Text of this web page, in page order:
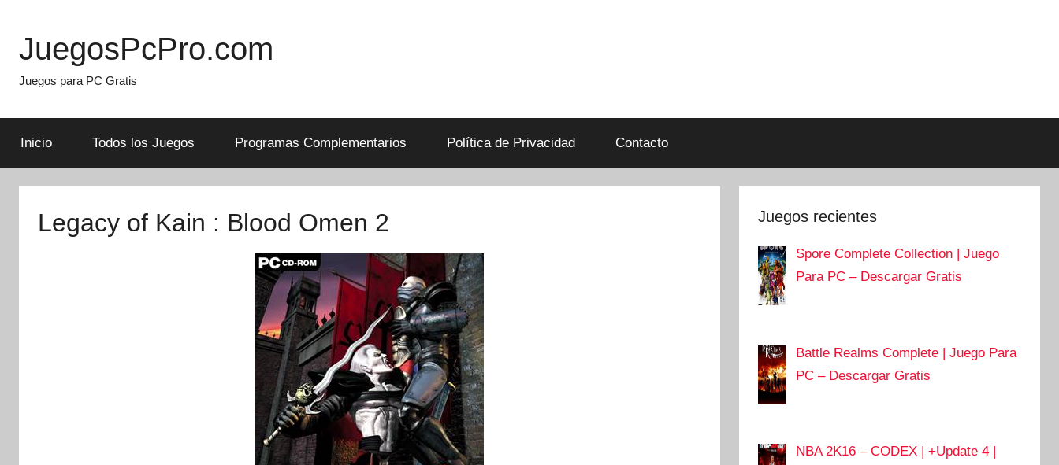
content
JuegosPcPro.com
Juegos para PC Gratis
Inicio Todos los Juegos Programas Complementarios Política de Privacidad Contacto
Legacy of Kain : Blood Omen 2 Juegos recientes
Spore Complete Collection | Juego
Para PC – Descargar Gratis
Battle Realms Complete | Juego Para
PC – Descargar Gratis
NBA 2K16 – CODEX | +Update 4 |